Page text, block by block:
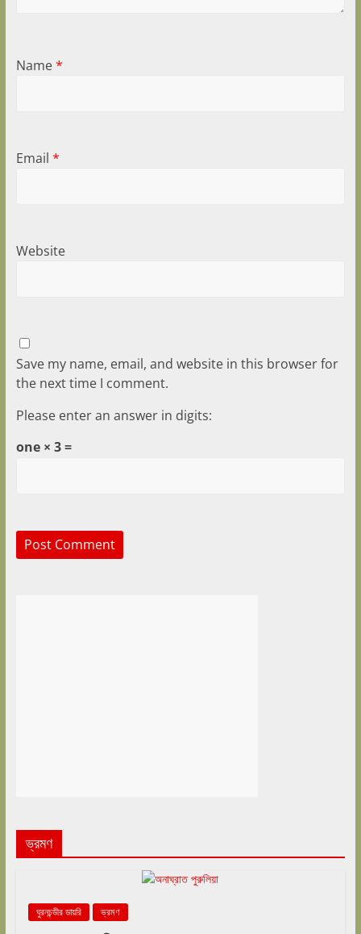
Name*
Email *
Website
Save my name, email, and website in this browser for
the next time I comment.
Please enter an answer in digits:
one × 3 =
ভ্রমণ
ঘুরনচন্ডীর ডায়রি ভ্রমণ